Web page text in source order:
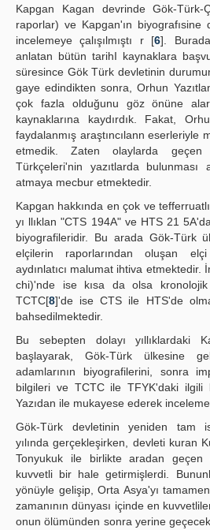
Kapgan Kagan devrinde Gök-Türk-
raporlar) ve Kapgan'ın biyografısine
incelemeye çalışılmıştı r [6].
anlatan bütün tarihI kaynaklara
süresince Gök Türk devletinin
gaye edindikten sonra, Orhun
çok fazla olduğunu göz önüne
kaynaklarına kaydırdık. Fakat,
faydalanmış araştıncılann eserleriyle
etmedik. Zaten olaylarda
Türkçeleri'nin yazıtlarda bulunması
atmaya mecbur etmektedir.
Kapgan hakkında en çok ve
yı llıklan "CTS 194A" ve HTS 21
biyografileridir. Bu arada Gök-Türk
elçilerin raporlarından oluşan
aydınlatıcı malumat ihtiva
chi)'nde ise kısa da olsa
TCTC[8]'de ise CTS ile HTS'de
bahsedilmektedir.
Bu sebepten dolayı yıllıklardaki
başlayarak, Gök-Türk ülkesine
adamlarının biyografilerini, sonra
bilgileri ve TCTC ile TFYK'daki ilgili
Yazıdan ile mukayese ederek
Gök-Türk devletinin yeniden tam
yılında gerçekleşirken, devleti kuran
Tonyukuk ile birlikte aradan geçen
kuvvetli bir hale getirmişlerdi.
yönüyle gelişip, Orta Asya'yı
zamanının dünyası içinde en
onun ölümünden sonra yerine